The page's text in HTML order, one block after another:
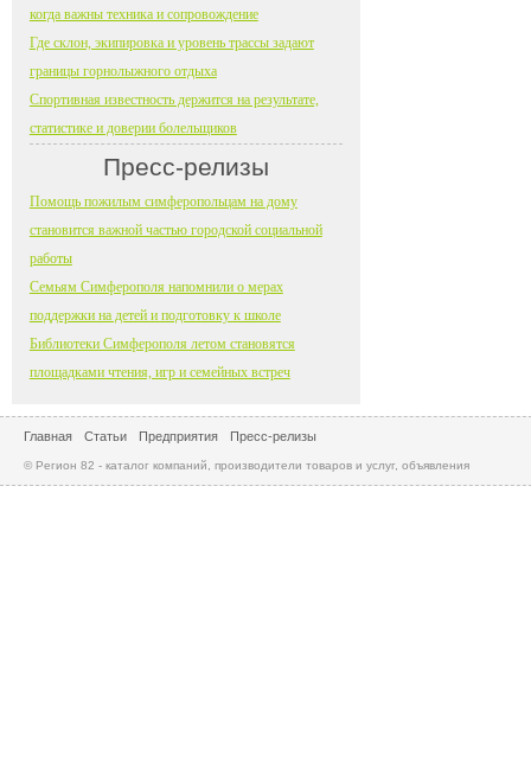
когда важны техника и сопровождение
Где склон, экипировка и уровень трассы задают
границы горнолыжного отдыха
Спортивная известность держится на результате,
статистике и доверии болельщиков
Пресс-релизы
Помощь пожилым симферопольцам на дому
становится важной частью городской социальной
работы
Семьям Симферополя напомнили о мерах
поддержки на детей и подготовку к школе
Библиотеки Симферополя летом становятся
площадками чтения, игр и семейных встреч
Главная Статьи Предприятия Пресс-релизы
© Регион 82 - каталог компаний, производители товаров и услуг, объявления